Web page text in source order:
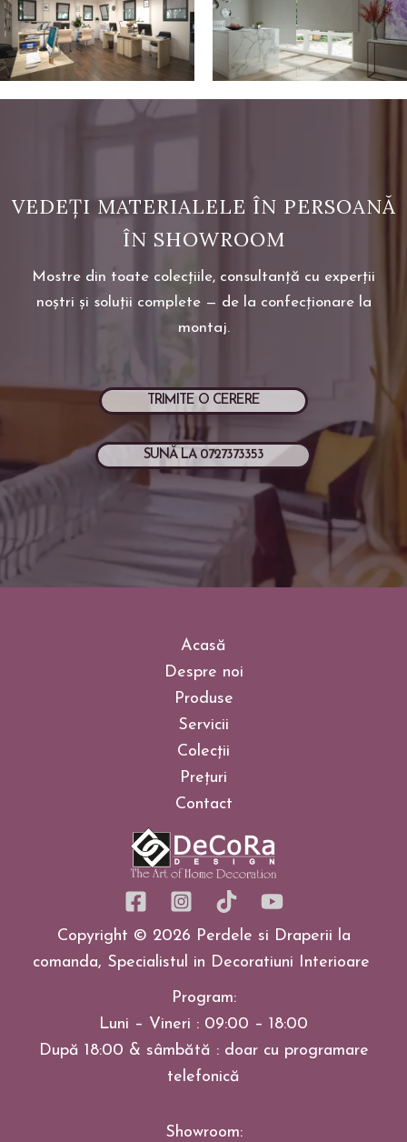
VEDEȚI MATERIALELE ÎN PERSOANĂ
ÎN SHOWROOM
Mostre din toate colecțiile, consultanță cu experții
noștri și soluții complete — de la confecționare la
montaj.
TRIMITE O CERERE
SUNĂ LA 0727373353
Acasă
Despre noi
Produse
Servicii
Colecții
Prețuri
Contact
Copyright © 2026 Perdele si Draperii la
comanda, Specialistul in Decoratiuni Interioare
Program:
Luni – Vineri : 09:00 – 18:00
După 18:00 & sâmbătă : doar cu programare
telefonică
Showroom: